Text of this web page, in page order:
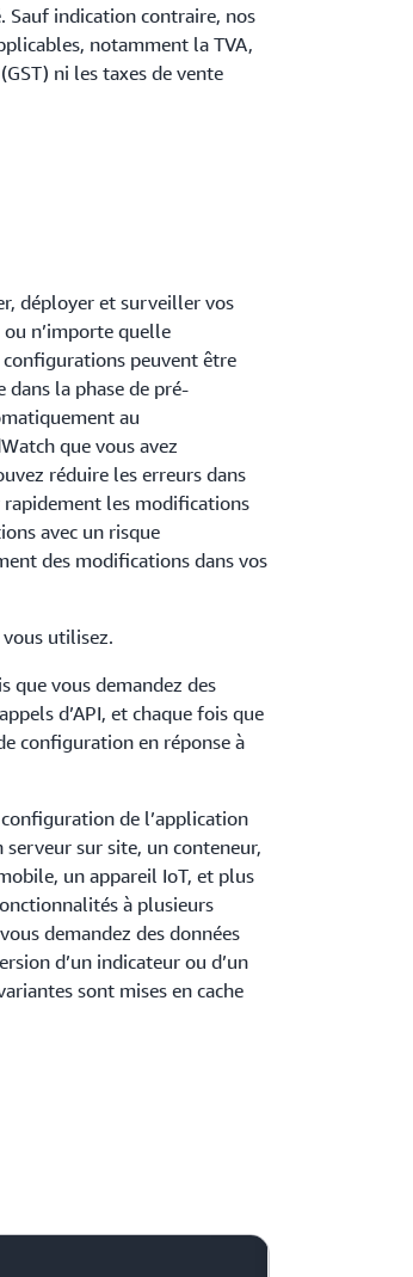
Sauf indication contraire, nos
notamment la TVA,
ni les taxes de vente
déployer et surveiller vos
n’importe quelle
peuvent être
la phase de pré-
au
que vous avez
réduire les erreurs dans
les modifications
avec un risque
des modifications dans vos
utilisez.
que vous demandez des
d’API, et chaque fois que
configuration en réponse à
de l’application
serveur sur site, un conteneur,
un appareil IoT, et plus
à plusieurs
demandez des données
d’un indicateur ou d’un
sont mises en cache